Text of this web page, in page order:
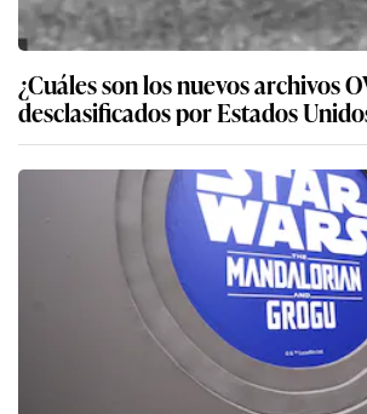
¿Cuáles son los nuevos archivos
desclasificados por Estados